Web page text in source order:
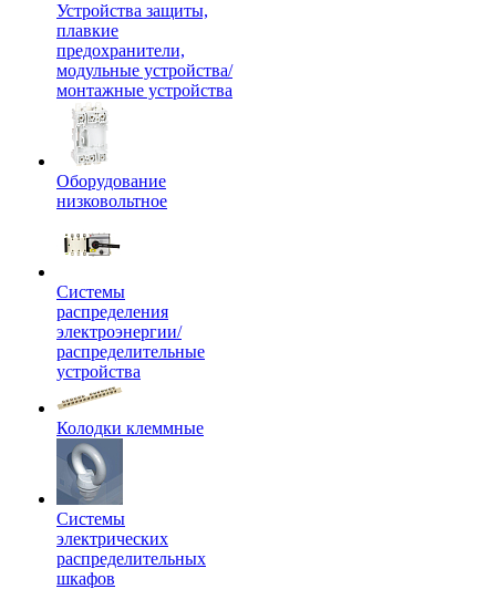
Устройства защиты,
плавкие
предохранители,
модульные устройства/
монтажные устройства
Оборудование
низковольтное
Системы
распределения
электроэнергии/
распределительные
устройства
Колодки клеммные
Системы
электрических
распределительных
шкафов